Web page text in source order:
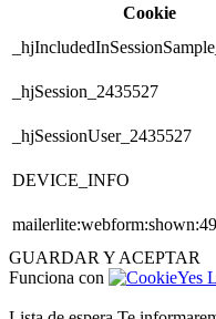
Cookie
_hjSession_2435527
_hjSessionUser_2435527
DEVICE_INFO
GUARDAR Y ACEPTAR
Funciona con